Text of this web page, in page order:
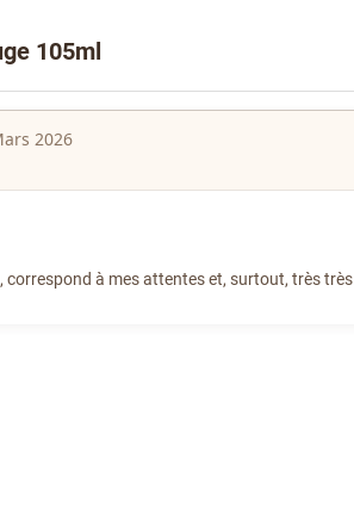
105ml
2026
correspond à mes attentes et, surtout, très